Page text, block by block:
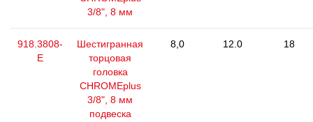
3/8", 8 мм
918.3808-
E
Шестигранная
торцовая
головка
CHROMEplus
3/8", 8 мм
подвеска
8,0 12.0 18